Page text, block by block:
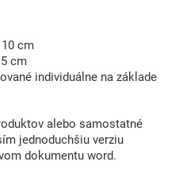
cm
cm
individuálne na základe
alebo samostatné
jednoduchšiu verziu
dokumentu word.